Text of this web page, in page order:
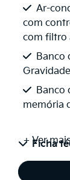
Ar-
com
com filtro
Banco
Banco
memória
+ Ver
Ficha